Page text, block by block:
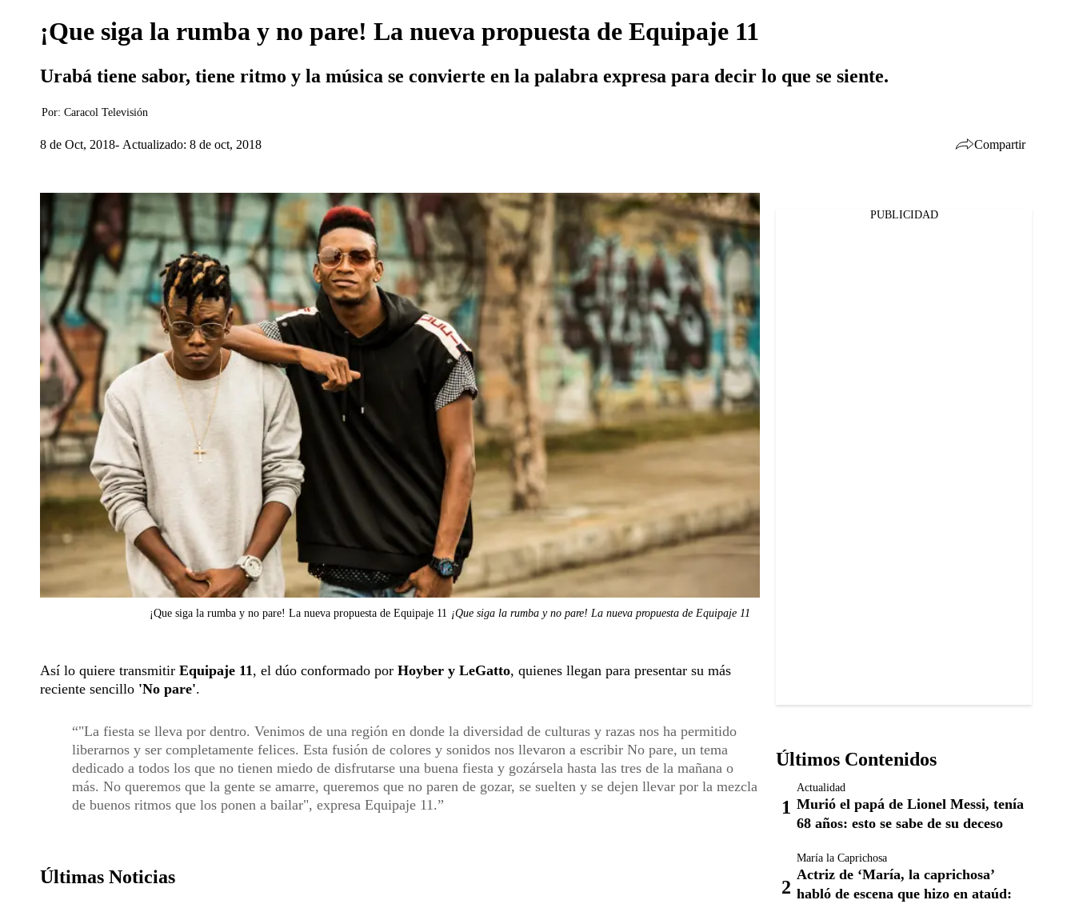
¡Que siga la rumba y no pare! La nueva propuesta de Equipaje 11
Urabá tiene sabor, tiene ritmo y la música se convierte en la palabra expresa para decir lo que se siente.
Por: Caracol Televisión
8 de Oct, 2018 Actualizado: 8 de oct, 2018 Compartir
Facebook
Twitter
Whatsapp
¡Que siga la rumba y no pare! La nueva propuesta de Equipaje 11 ¡Que siga la rumba y no pare! La nueva propuesta de Equipaje 11
Así lo quiere transmitir Equipaje 11, el dúo conformado por Hoyber y LeGatto, quienes llegan para presentar su más
reciente sencillo 'No pare'.
"La fiesta se lleva por dentro. Venimos de una región en donde la diversidad de culturas y razas nos ha permitido
liberarnos y ser completamente felices. Esta fusión de colores y sonidos nos llevaron a escribir No pare, un tema
dedicado a todos los que no tienen miedo de disfrutarse una buena fiesta y gozársela hasta las tres de la mañana o
más. No queremos que la gente se amarre, queremos que no paren de gozar, se suelten y se dejen llevar por la mezcla
de buenos ritmos que los ponen a bailar", expresa Equipaje 11.
Últimas Noticias
PUBLICIDAD
Últimos Contenidos
Actualidad
Murió el papá de Lionel Messi, tenía
68 años: esto se sabe de su deceso
María la Caprichosa
Actriz de ‘María, la caprichosa’
habló de escena que hizo en ataúd: